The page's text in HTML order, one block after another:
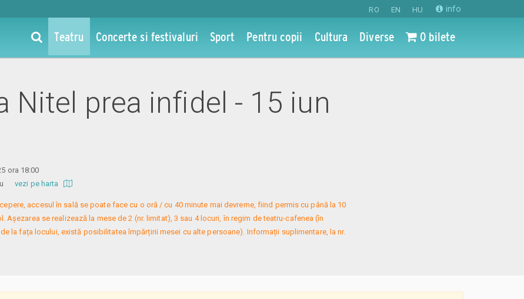
RO EN HU info
Teatru Concerte si festivaluri Sport Pentru copii Cultura Diverse 0 bilete
Nitel prea infidel - 15 iun
ora 18:00
vezi pe harta
accesul în sală se poate face cu o oră / cu 40 minute mai devreme, fiind permis cu până la 10
Așezarea se realizează la mese de 2 (nr. limitat), 3 sau 4 locuri, în regim de teatru-cafenea (în
la fața locului, există posibilitatea împărțirii mesei cu alte persoane). Informații suplimentare, la nr.